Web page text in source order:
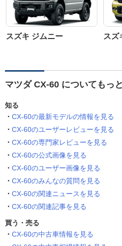
スズキ ジムニー スズ
マツダ CX-60 についてもっ
知る
CX-60の最新モデルの情報を見る
CX-60のユーザーレビューを見る
CX-60の専門家レビューを見る
CX-60の公式画像を見る
CX-60のユーザー画像を見る
CX-60のみんなの質問を見る
CX-60の関連ニュースを見る
CX-60の関連記事を見る
買う・売る
CX-60の中古車情報を見る